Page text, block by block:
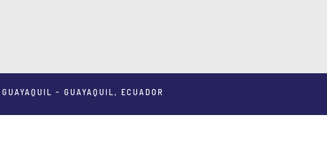
- GUAYAQUIL, ECUADOR